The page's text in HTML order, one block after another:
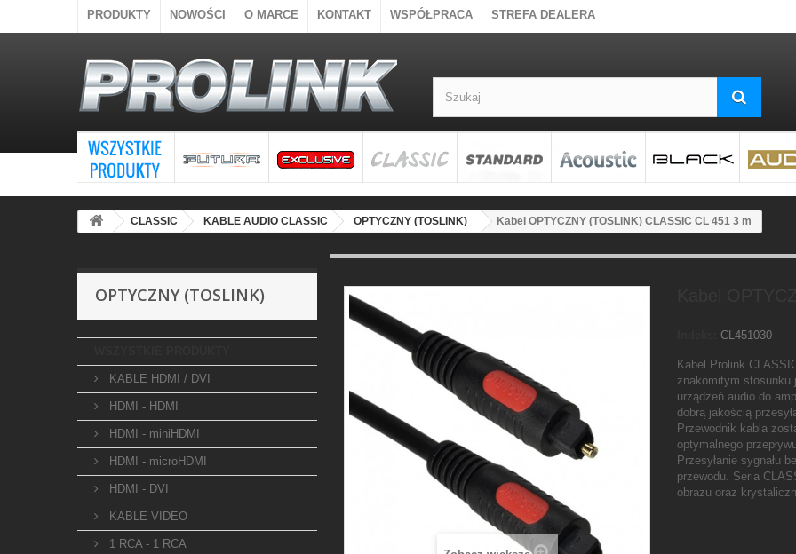
PRODUKTY NOWOŚCI O MARCE KONTAKT WSPÓŁPRACA STREFA DEALERA
CLASSIC KABLE AUDIO CLASSIC OPTYCZNY (TOSLINK) Kabel OPTYCZNY (TOSLINK) CLASSIC CL 451 3 m
OPTYCZNY (TOSLINK)
KABLE HDMI / DVI
HDMI - HDMI
HDMI - miniHDMI
HDMI - microHDMI
HDMI - DVI
KABLE VIDEO
1 RCA - 1 RCA
CL451030
Kabel Prolink
znakomitym stosunku
urządzeń audio do
dobrą jakością
Przewodnik kabla
optymalnego
Przesyłanie sygnału
przewodu. Seria
obrazu oraz